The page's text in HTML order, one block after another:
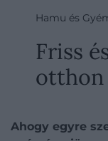
Hamu és
Friss
otthon
Ahogy egyre